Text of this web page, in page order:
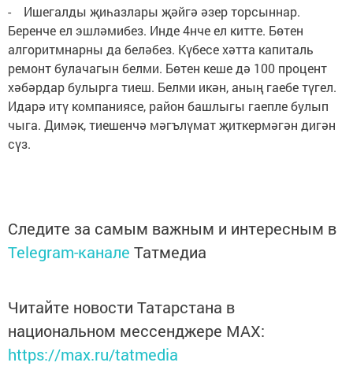
- Ишегалды җиһазлары җәйгә әзер торсыннар.
Беренче ел эшләмибез. Инде 4нче ел китте. Бөтен
алгоритмнарны да беләбез. Күбесе хәтта капиталь
ремонт булачагын белми. Бөтен кеше дә 100 процент
хәбәрдар булырга тиеш. Белми икән, аның гаебе түгел.
Идарә итү компаниясе, район башлыгы гаепле булып
чыга. Димәк, тиешенчә мәгълүмат җиткермәгән дигән
сүз.
Следите за самым важным и интересным в
Telegram-канале Татмедиа
Читайте новости Татарстана в
национальном мессенджере MАХ:
https://max.ru/tatmedia